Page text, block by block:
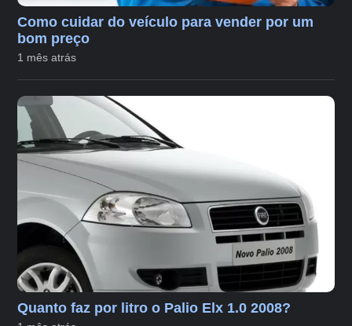
Como cuidar do veículo para vender por um
bom preço
1 mês atrás
Quanto faz por litro o Palio Elx 1.0 2008?